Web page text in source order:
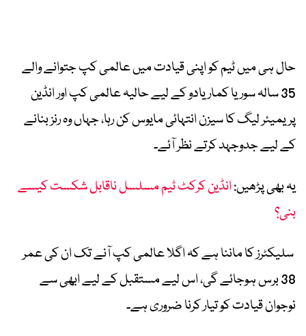
حال ہی میں ٹیم کو اپنی قیادت میں عالمی کپ جتوانے والے
35 سالہ سوریا کمار یادو کے لیے حالیہ عالمی کپ اور انڈین
پریمیئر لیگ کا سیزن انتہائی مایوس کن رہا، جہاں وہ رنز بنانے
کے لیے جدوجہد کرتے نظر آئے۔
یہ بھی پڑھیں:انڈین کرکٹ ٹیم مسلسل ناقابل شکست کیسے
بنی؟
سلیکٹرز کا ماننا ہے کہ اگلا عالمی کپ آنے تک ان کی عمر
38 برس ہوجائے گی، اس لیے مستقبل کے لیے ابھی سے
نوجوان قیادت کو تیار کرنا ضروری ہے۔